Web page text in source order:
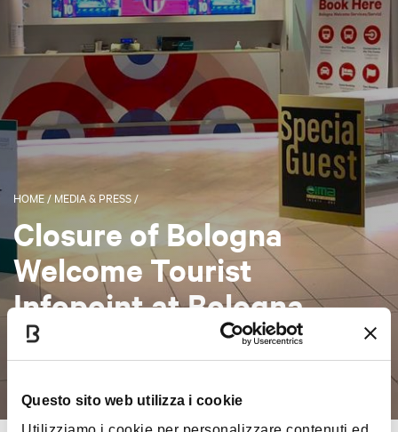
Questo sito web utilizza i cookie
HOME/ MEDIA & PRESS/
Closure of Bologna
Welcome Tourist
Infopoint at Bologna
Airport